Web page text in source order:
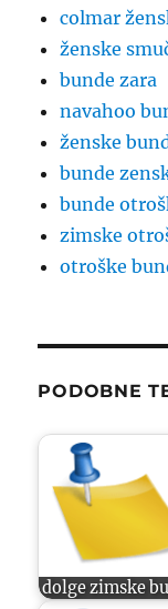
colmar
ženske
bunde zara
navahoo
ženske
bunde
bunde
zimske
otroške
PODOBNE
dolge zimske